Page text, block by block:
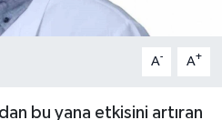
A- A+
bu yana etkisini artıran